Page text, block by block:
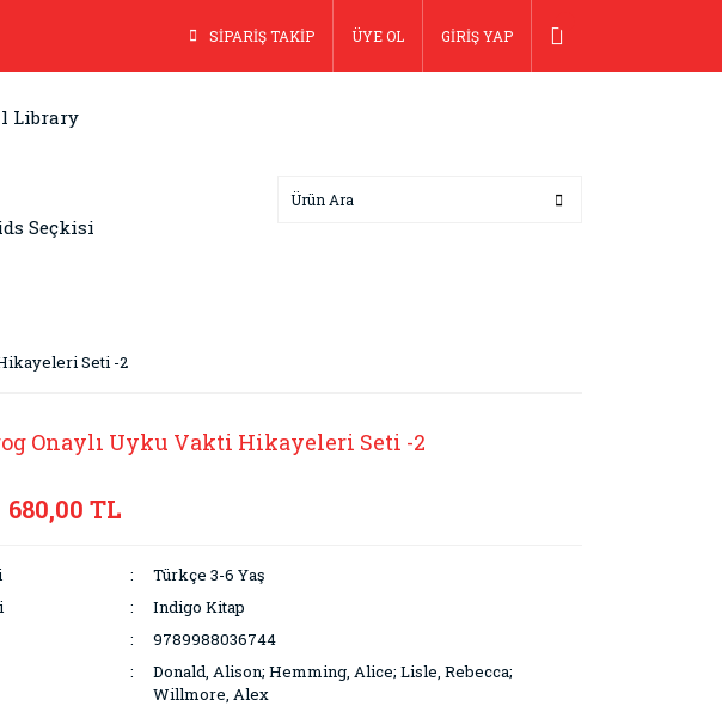
SİPARİŞ TAKİP ÜYE OL GİRİŞ YAP
Library
Seçkisi
Seti -2
Onaylı Uyku Vakti Hikayeleri Seti -2
680,00 TL
Türkçe 3-6 Yaş
Indigo Kitap
9789988036744
Donald, Alison; Hemming, Alice; Lisle, Rebecca;
Willmore, Alex